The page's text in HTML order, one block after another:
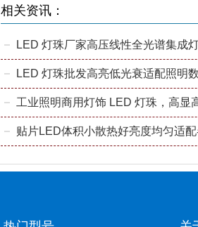
相关资讯：
LED 灯珠厂家高压线性全光谱集成